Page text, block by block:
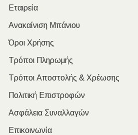
Εταιρεία
Ανακαίνιση Μπάνιου
Όροι Χρήσης
Τρόποι Πληρωμής
Τρόποι Αποστολής & Χρέωσης
Πολιτική Επιστροφών
Ασφάλεια Συναλλαγών
Επικοινωνία